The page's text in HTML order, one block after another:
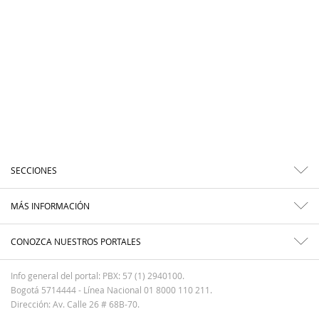
SECCIONES
MÁS INFORMACIÓN
CONOZCA NUESTROS PORTALES
Info general del portal: PBX: 57 (1) 2940100.
Bogotá 5714444 - Línea Nacional 01 8000 110 211.
Dirección: Av. Calle 26 # 68B-70.